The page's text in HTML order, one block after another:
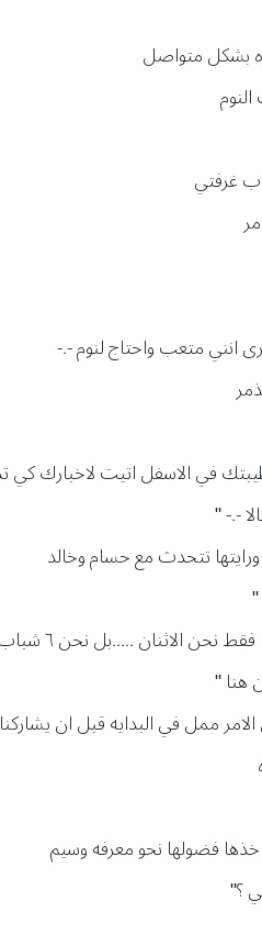
بشكل متواصل
غرفتي
انني متعب واحتاج لنوم -.-
في الاسفل اتيت لاخبارك
-.- "
تتحدث مع حسام وخالد
"
نحن الاثنان .....بل نحن ٦ شباب "
ممل في البدايه قبل ان
فضولها نحو معرفه وسيم
؟"